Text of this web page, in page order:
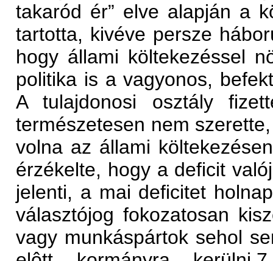
takaród ér” elve alapján a
tartotta, kivéve persze
hogy állami költekezéssel
politika is a vagyonos,
A tulajdonosi osztály
természetesen nem
volna az állami
érzékelte, hogy a deficit
jelenti, a mai deficitet
választójog fokozatosan
vagy munkáspártok sehol